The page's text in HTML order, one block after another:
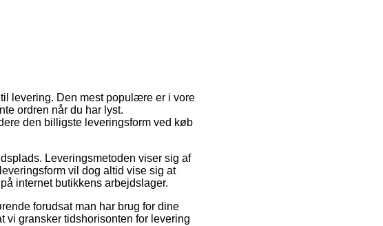
levering. Den mest populære er i vore
ordren når du har lyst.
den billigste leveringsform ved køb
Leveringsmetoden viser sig af
vil dog altid vise sig at
internet butikkens arbejdslager.
forudsat man har brug for dine
vi gransker tidshorisonten for levering